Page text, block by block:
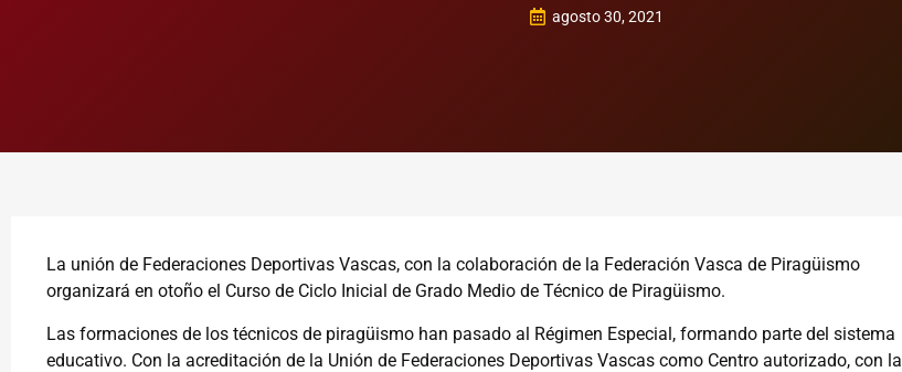
agosto 30, 2021
La unión de Federaciones Deportivas Vascas, con la colaboración de la Federación Vasca de Piragüismo
organizará en otoño el Curso de Ciclo Inicial de Grado Medio de Técnico de Piragüismo.
Las formaciones de los técnicos de piragüismo han pasado al Régimen Especial, formando parte del sistema
educativo. Con la acreditación de la Unión de Federaciones Deportivas Vascas como Centro autorizado, con la